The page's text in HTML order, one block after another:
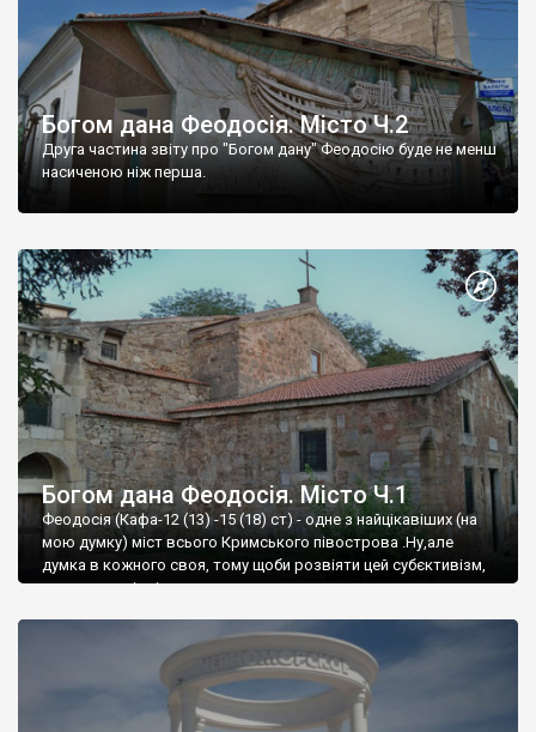
Богом дана Феодосія. Місто Ч.2
Друга частина звіту про "Богом дану" Феодосію буде не менш
насиченою ніж перша.
Богом дана Феодосія. Місто Ч.1
Феодосія (Кафа-12 (13) -15 (18) ст) - одне з найцікавіших (на
мою думку) міст всього Кримського півострова .Ну,але
думка в кожного своя, тому щоби розвіяти цей субєктивізм,
запрошую відвідати це